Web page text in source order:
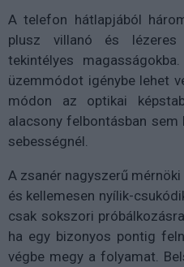
A telefon hátlapjából
plusz villanó és lézeres
tekintélyes
üzemmódot igénybe lehet
módon az optikai
alacsony felbontásban
sebességnél.
A zsanér nagyszerű
és kellemesen nyílik-
csak sokszori
ha egy bizonyos pontig
végbe megy a folyamat.